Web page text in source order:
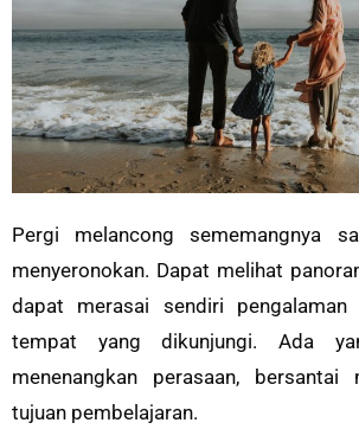
Pergi melancong sememangnya
menyeronokan. Dapat melihat
dapat merasai sendiri
tempat yang dikunjungi. Ada
menenangkan perasaan, bersantai
tujuan pembelajaran.